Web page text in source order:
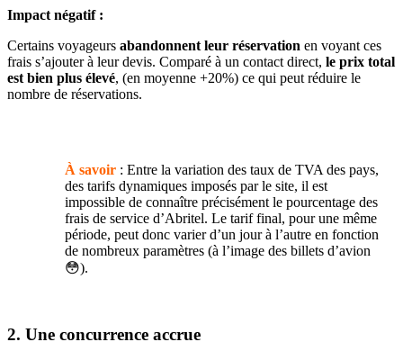
Impact négatif :
Certains voyageurs abandonnent leur réservation en voyant ces
frais s’ajouter à leur devis. Comparé à un contact direct, le prix total
est bien plus élevé, (en moyenne +20%) ce qui peut réduire le
nombre de réservations.
À savoir : Entre la variation des taux de TVA des pays,
des tarifs dynamiques imposés par le site, il est
impossible de connaître précisément le pourcentage des
frais de service d’Abritel. Le tarif final, pour une même
période, peut donc varier d’un jour à l’autre en fonction
de nombreux paramètres (à l’image des billets d’avion
😳).
2. Une concurrence accrue